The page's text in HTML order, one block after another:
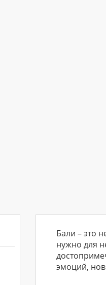
Бали – это
нужно для
эмоций,